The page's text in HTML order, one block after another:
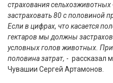
страхования
застраховать 80 с половиной
Если в цифрах, что касается
гектаров мы должны
условных голов животных.
половина затрат, - рассказал
Чувашии Сергей Артамонов.